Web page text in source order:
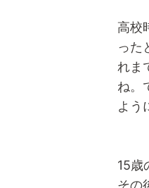
高校
った
れま
ね。
よう
15歳
その